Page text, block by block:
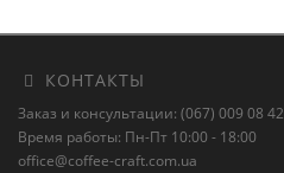
КОНТАКТЫ
Заказ и консультации: (067) 009 08 42
Время работы: Пн-Пт 10:00 - 18:00
office@coffee-craft.com.ua